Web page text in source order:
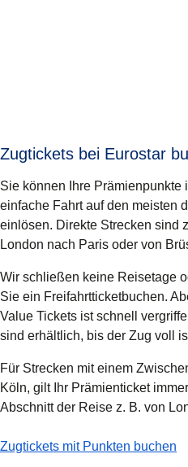
Zugtickets bei Eurostar
Sie können Ihre Prämienpunkte
einfache Fahrt auf den meisten
einlösen. Direkte Strecken sind
London nach Paris oder von
Wir schließen keine Reisetage
Sie ein Freifahrtticketbuchen.
Value Tickets ist schnell
sind erhältlich, bis der Zug voll
Für Strecken mit einem
Köln, gilt Ihr Prämienticket
Abschnitt der Reise z. B. von
Zugtickets mit Punkten buchen
-Zugtickets bei Eurostar buchen